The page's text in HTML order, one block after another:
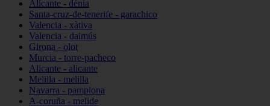
Alicante - dénia
Santa-cruz-de-tenerife - garachico
Valencia - xàtiva
Valencia - daimús
Girona - olot
Murcia - torre-pacheco
Alicante - alicante
Melilla - melilla
Navarra - pamplona
A-coruña - melide